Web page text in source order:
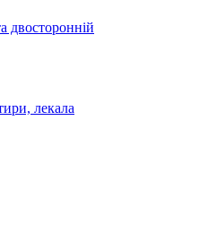
двосторонній
лекала